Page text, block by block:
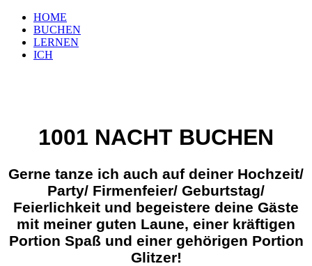
HOME
BUCHEN
LERNEN
ICH
1001 NACHT BUCHEN
Gerne tanze ich auch auf deiner Hochzeit/
Party/ Firmenfeier/ Geburtstag/
Feierlichkeit und begeistere deine Gäste
mit meiner guten Laune, einer kräftigen
Portion Spaß und einer gehörigen Portion
Glitzer!